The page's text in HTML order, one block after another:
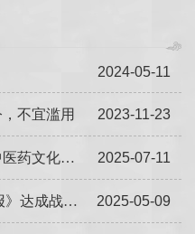
2024-05-11
2023-11-23
不宜滥用
2025-07-11
红刊快讯｜粤港澳媒体走进中医药文化体验馆
2025-05-09
快讯|共工新闻社与《新西兰报》达成战略合作，共筑传播新桥梁